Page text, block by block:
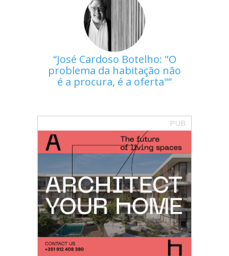
José Cardoso Botelho: "O
problema da habitação não
é a procura, é a oferta"
PUB